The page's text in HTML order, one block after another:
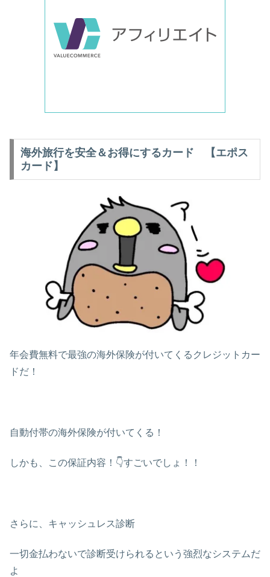
海外旅行を安全＆お得にするカード 【エポス
カード】
年会費無料で最強の海外保険が付いてくるクレジットカー
ドだ！
自動付帯の海外保険が付いてくる！
しかも、この保証内容！👇すごいでしょ！！
さらに、キャッシュレス診断
一切金払わないで診断受けられるという強烈なシステムだ
よ